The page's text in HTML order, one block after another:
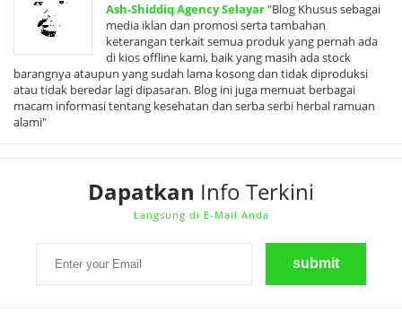
Ash-Shiddiq Agency Selayar"Blog Khusus sebagai
media iklan dan promosi serta tambahan
keterangan terkait semua produk yang pernah ada
di kios offline kami, baik yang masih ada stock
barangnya ataupun yang sudah lama kosong dan tidak diproduksi
atau tidak beredar lagi dipasaran. Blog ini juga memuat berbagai
macam informasi tentang kesehatan dan serba serbi herbal ramuan
alami"
Dapatkan Info Terkini
Langsung di E-Mail Anda